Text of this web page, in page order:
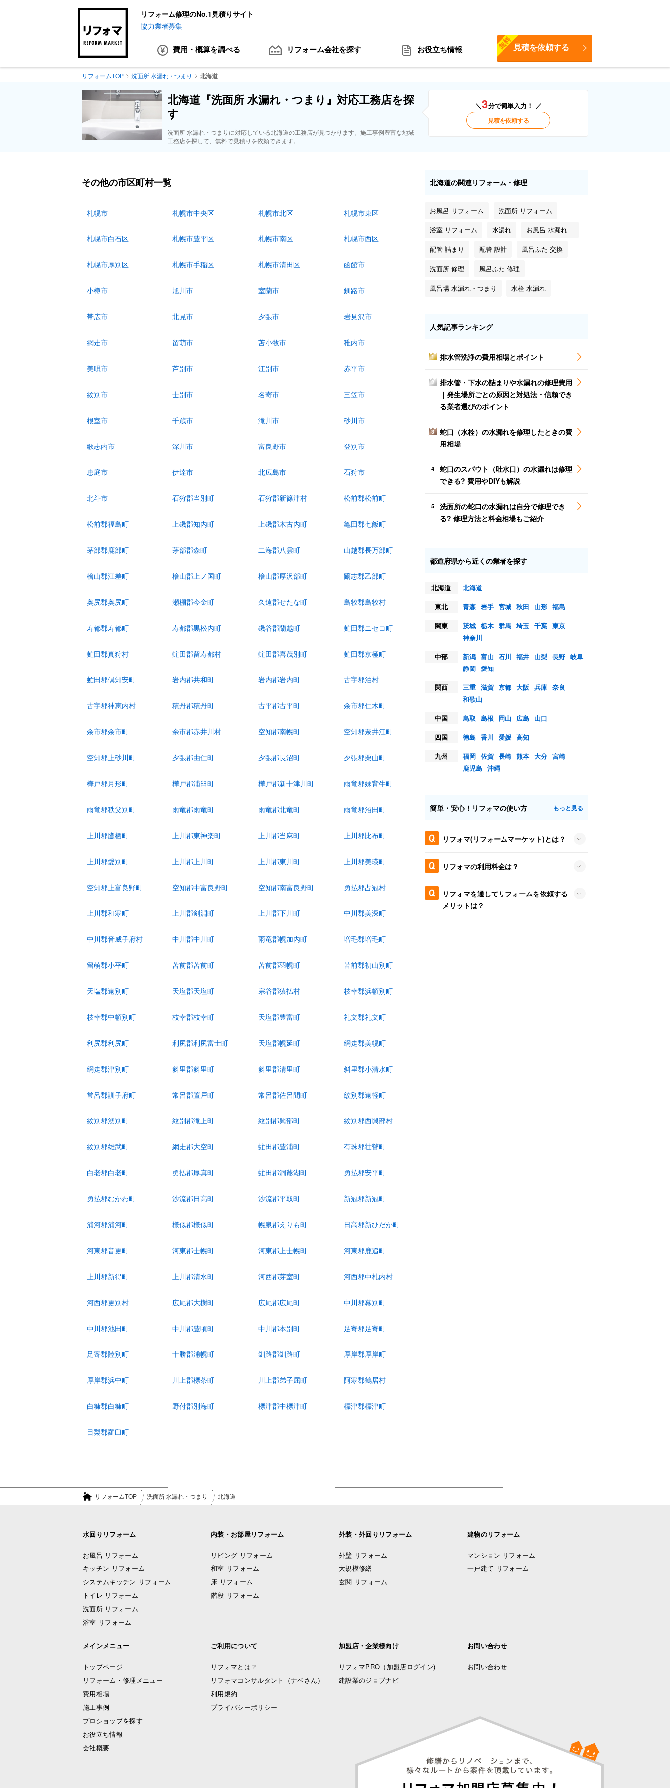
リフォーム修理のNo.1見積りサイト
協力業者募集
費用・概算を調べる リフォーム会社を探す お役立ち情報 見積を依頼する
無料
リフォームTOP 洗面所 水漏れ・つまり 北海道
北海道『洗面所 水漏れ・つまり』対応工務店を探
す
洗面所 水漏れ・つまりに対応している北海道の工務店が見つかります。施工事例豊富な地域
工務店を探して、無料で見積りを依頼できます。
＼3分で簡単入力！ ／
見積を依頼する
その他の市区町村一覧
札幌市 札幌市中央区 札幌市北区 札幌市東区
札幌市白石区 札幌市豊平区 札幌市南区 札幌市西区
札幌市厚別区 札幌市手稲区 札幌市清田区 函館市
小樽市 旭川市 室蘭市 釧路市
帯広市 北見市 夕張市 岩見沢市
網走市 留萌市 苫小牧市 稚内市
美唄市 芦別市 江別市 赤平市
紋別市 士別市 名寄市 三笠市
根室市 千歳市 滝川市 砂川市
歌志内市 深川市 富良野市 登別市
恵庭市 伊達市 北広島市 石狩市
北斗市 石狩郡当別町 石狩郡新篠津村 松前郡松前町
松前郡福島町 上磯郡知内町 上磯郡木古内町 亀田郡七飯町
茅部郡鹿部町 茅部郡森町 二海郡八雲町 山越郡長万部町
檜山郡江差町 檜山郡上ノ国町 檜山郡厚沢部町 爾志郡乙部町
奥尻郡奥尻町 瀬棚郡今金町 久遠郡せたな町 島牧郡島牧村
寿都郡寿都町 寿都郡黒松内町 磯谷郡蘭越町 虻田郡ニセコ町
虻田郡真狩村 虻田郡留寿都村 虻田郡喜茂別町 虻田郡京極町
虻田郡倶知安町 岩内郡共和町 岩内郡岩内町 古宇郡泊村
古宇郡神恵内村 積丹郡積丹町 古平郡古平町 余市郡仁木町
余市郡余市町 余市郡赤井川村 空知郡南幌町 空知郡奈井江町
空知郡上砂川町 夕張郡由仁町 夕張郡長沼町 夕張郡栗山町
樺戸郡月形町 樺戸郡浦臼町 樺戸郡新十津川町 雨竜郡妹背牛町
雨竜郡秩父別町 雨竜郡雨竜町 雨竜郡北竜町 雨竜郡沼田町
上川郡鷹栖町 上川郡東神楽町 上川郡当麻町 上川郡比布町
上川郡愛別町 上川郡上川町 上川郡東川町 上川郡美瑛町
空知郡上富良野町 空知郡中富良野町 空知郡南富良野町 勇払郡占冠村
上川郡和寒町 上川郡剣淵町 上川郡下川町 中川郡美深町
中川郡音威子府村 中川郡中川町 雨竜郡幌加内町 増毛郡増毛町
留萌郡小平町 苫前郡苫前町 苫前郡羽幌町 苫前郡初山別町
天塩郡遠別町 天塩郡天塩町 宗谷郡猿払村 枝幸郡浜頓別町
枝幸郡中頓別町 枝幸郡枝幸町 天塩郡豊富町 礼文郡礼文町
利尻郡利尻町 利尻郡利尻富士町 天塩郡幌延町 網走郡美幌町
網走郡津別町 斜里郡斜里町 斜里郡清里町 斜里郡小清水町
常呂郡訓子府町 常呂郡置戸町 常呂郡佐呂間町 紋別郡遠軽町
紋別郡湧別町 紋別郡滝上町 紋別郡興部町 紋別郡西興部村
紋別郡雄武町 網走郡大空町 虻田郡豊浦町 有珠郡壮瞥町
白老郡白老町 勇払郡厚真町 虻田郡洞爺湖町 勇払郡安平町
勇払郡むかわ町 沙流郡日高町 沙流郡平取町 新冠郡新冠町
浦河郡浦河町 様似郡様似町 幌泉郡えりも町 日高郡新ひだか町
河東郡音更町 河東郡士幌町 河東郡上士幌町 河東郡鹿追町
上川郡新得町 上川郡清水町 河西郡芽室町 河西郡中札内村
河西郡更別村 広尾郡大樹町 広尾郡広尾町 中川郡幕別町
中川郡池田町 中川郡豊頃町 中川郡本別町 足寄郡足寄町
足寄郡陸別町 十勝郡浦幌町 釧路郡釧路町 厚岸郡厚岸町
厚岸郡浜中町 川上郡標茶町 川上郡弟子屈町 阿寒郡鶴居村
白糠郡白糠町 野付郡別海町 標津郡中標津町 標津郡標津町
目梨郡羅臼町
北海道の関連リフォーム・修理
お風呂 リフォーム 洗面所 リフォーム
浴室 リフォーム 水漏れ お風呂 水漏れ
配管 詰まり 配管 設計 風呂ふた 交換
洗面所 修理 風呂ふた 修理
風呂場 水漏れ・つまり 水栓 水漏れ
人気記事ランキング
1 排水管洗浄の費用相場とポイント
2
排水管・下水の詰まりや水漏れの修理費用
｜発生場所ごとの原因と対処法・信頼でき
る業者選びのポイント
3
蛇口（水栓）の水漏れを修理したときの費
用相場
4
蛇口のスパウト（吐水口）の水漏れは修理
できる? 費用やDIYも解説
5
洗面所の蛇口の水漏れは自分で修理でき
る? 修理方法と料金相場もご紹介
都道府県から近くの業者を探す
北海道
北海道
東北
青森 岩手 宮城 秋田 山形 福島
関東
茨城 栃木 群馬 埼玉 千葉 東京
神奈川
中部
新潟 富山 石川 福井 山梨 長野 岐阜
静岡 愛知
関西
三重 滋賀 京都 大阪 兵庫 奈良
和歌山
中国
鳥取 島根 岡山 広島
山口
四国
徳島 香川 愛媛 高知
九州
福岡 佐賀 長崎 熊本 大分 宮崎
鹿児島 沖縄
簡単・安心！リフォマの使い方 もっと見る
リフォマ(リフォームマーケット)とは？
リフォマの利用料金は？
リフォマを通してリフォームを依頼する
メリットは？
リフォームTOP 洗面所 水漏れ・つまり 北海道
水回りリフォーム
お風呂 リフォーム
キッチン リフォーム
システムキッチン リフォーム
トイレ リフォーム
洗面所 リフォーム
浴室 リフォーム
内装・お部屋リフォーム
リビング リフォーム
和室 リフォーム
床 リフォーム
階段 リフォーム
外装・外回りリフォーム
外壁 リフォーム
大規模修繕
玄関 リフォーム
建物のリフォーム
マンション リフォーム
一戸建て リフォーム
メインメニュー
トップページ
リフォーム・修理メニュー
費用相場
施工事例
プロショップを探す
お役立ち情報
会社概要
ご利用について
リフォマとは？
リフォマコンサルタント（ナベさん）
利用規約
プライバシーポリシー
加盟店・企業様向け
リフォマPRO （加盟店ログイン)
建設業のジョブナビ
お問い合わせ
お問い合わせ